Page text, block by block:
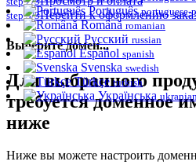
step 3/3Перейти к оформлению
Выберите домен...
Для выбранного
требуется доменное
ниже
Ниже вы можете настроить
Portuguêsportuguese-
Românăromanian
Русский russian
Español spanish
Svenska swedish
Türkçeturkish
Українська